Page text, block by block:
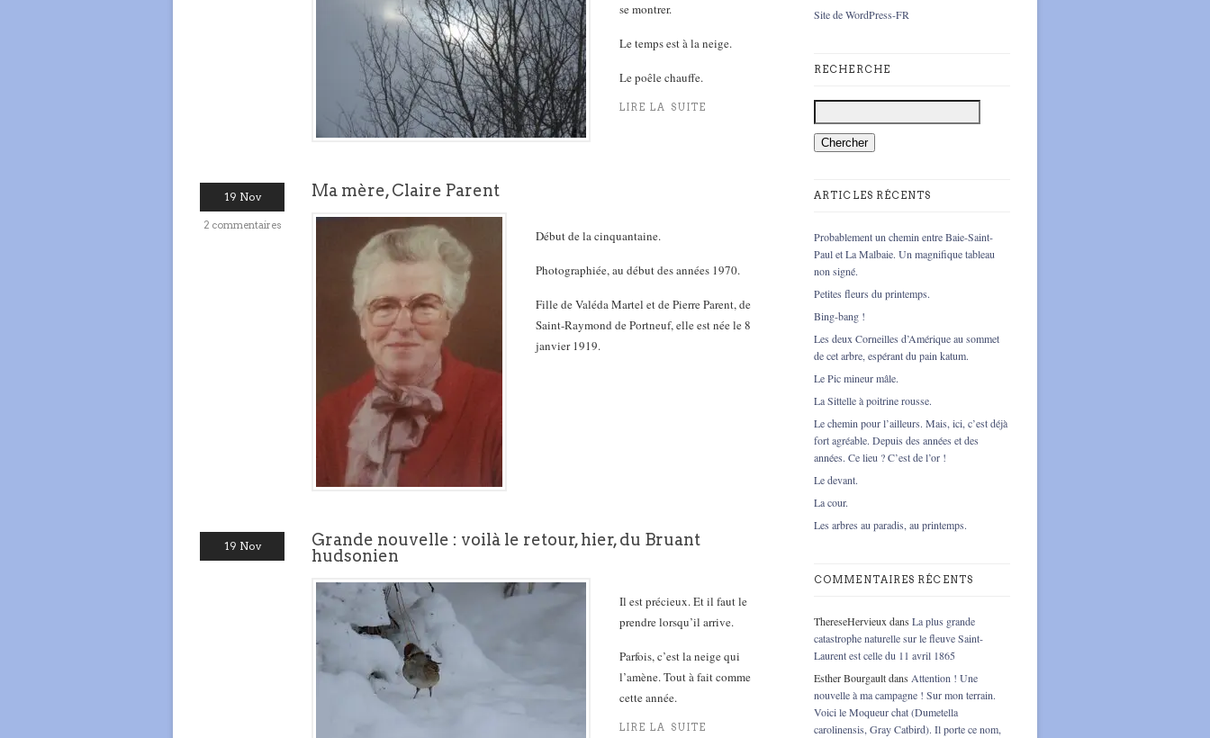
se montrer.
Le temps est à la neige.
Le poêle chauffe.
LIRE LA SUITE
19 Nov
2 commentaires
Ma mère, Claire Parent
Début de la cinquantaine.
Photographiée, au début des années 1970.
Fille de Valéda Martel et de Pierre Parent, de
Saint-Raymond de Portneuf, elle est née le 8
janvier 1919.
19 Nov
Grande nouvelle : voilà le retour, hier, du Bruant
hudsonien
Il est précieux. Et il faut le
prendre lorsqu’il arrive.
Parfois, c’est la neige qui
l’amène. Tout à fait comme
cette année.
LIRE LA SUITE
Site de WordPress-FR
RECHERCHE
ARTICLES RÉCENTS
Probablement un chemin entre Baie-Saint-
Paul et La Malbaie. Un magnifique tableau
non signé.
Petites fleurs du printemps.
Bing-bang !
Les deux Corneilles d’Amérique au sommet
de cet arbre, espérant du pain katum.
Le Pic mineur mâle.
La Sittelle à poitrine rousse.
Le chemin pour l’ailleurs. Mais, ici, c’est déjà
fort agréable. Depuis des années et des
années. Ce lieu ? C’est de l’or !
Le devant.
La cour.
Les arbres au paradis, au printemps.
COMMENTAIRES RÉCENTS
ThereseHervieux dans La plus grande
catastrophe naturelle sur le fleuve Saint-
Laurent est celle du 11 avril 1865
Esther Bourgaultdans Attention ! Une
nouvelle à ma campagne ! Sur mon terrain.
Voici le Moqueur chat (Dumetella
carolinensis, Gray Catbird). Il porte ce nom,